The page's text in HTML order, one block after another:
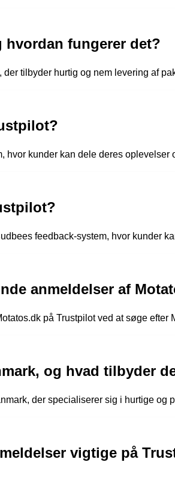
hvordan fungerer det?
tilbyder hurtig og nem levering af
hvor kunder kan dele deres oplevelser
feedback-system, hvor kunder
anmeldelser af
på Trustpilot ved at søge efter
og hvad tilbyder
der specialiserer sig i hurtige og
vigtige på